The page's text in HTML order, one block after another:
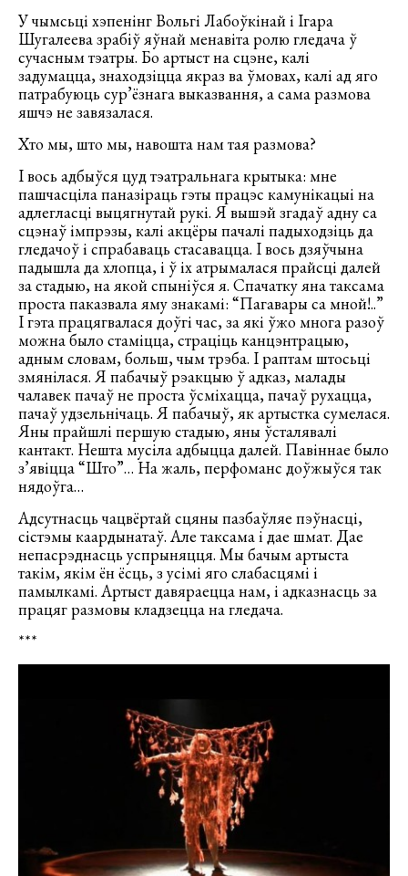
У чымсьці хэпенінг Вольгі Лабоўкінай і Ігара
Шугалеева зрабіў яўнай менавіта ролю гледача ў
сучасным тэатры. Бо артыст на сцэне, калі
задумацца, знаходзіцца якраз ва ўмовах, калі ад яго
патрабуюць сур’ёзнага выказвання, а сама размова
яшчэ не завязалася.
Хто мы, што мы, навошта нам тая размова?
І вось адбыўся цуд тэатральнага крытыка: мне
пашчасціла паназіраць гэты працэс камунікацыі на
адлегласці выцягнутай рукі. Я вышэй згадаў адну са
сцэнаў імпрэзы, калі акцёры пачалі падыходзіць да
гледачоў і спрабаваць стасавацца. І вось дзяўчына
падышла да хлопца, і ў іх атрымалася прайсці далей
за стадыю, на якой спыніўся я. Спачатку яна таксама
проста паказвала яму знакамі: “Пагавары са мной!..”
І гэта працягвалася доўгі час, за які ўжо многа разоў
можна было стаміцца, страціць канцэнтрацыю,
адным словам, больш, чым трэба. І раптам штосьці
змянілася. Я пабачыў рэакцыю ў адказ, малады
чалавек пачаў не проста ўсміхацца, пачаў рухацца,
пачаў удзельнічаць. Я пабачыў, як артыстка сумелася.
Яны прайшлі першую стадыю, яны ўсталявалі
кантакт. Нешта мусіла адбыцца далей. Павіннае было
з’явіцца “Што”… На жаль, перфоманс доўжыўся так
нядоўга…
Адсутнасць чацвёртай сцяны пазбаўляе пэўнасці,
сістэмы каардынатаў. Але таксама і дае шмат. Дае
непасрэднасць успрыняцця. Мы бачым артыста
такім, якім ён ёсць, з усімі яго слабасцямі і
памылкамі. Артыст давяраецца нам, і адказнасць за
працяг размовы кладзецца на гледача.
***